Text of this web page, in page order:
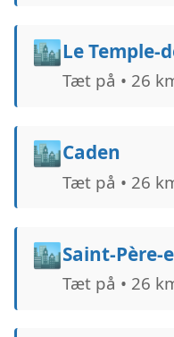
🏙️Le Temple-
Tæt på • 26
🏙️Caden
Tæt på • 26
🏙️Saint-Père-
Tæt på • 26